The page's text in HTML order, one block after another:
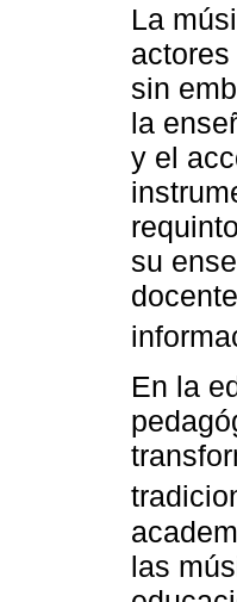
La
sin
la
y el
su
En la
las